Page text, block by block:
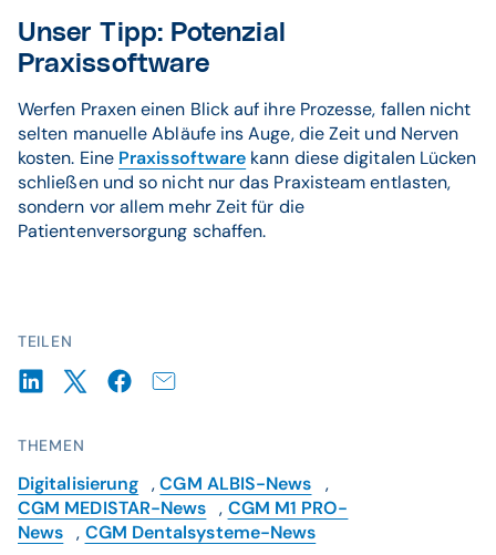
TEILEN
THEMEN
Digitalisierung ,CGM ALBIS-News
,
CGM MEDISTAR-News , CGM M1 PRO-
News , CGM Dentalsysteme-News
Unser Tipp: Potenzial
Praxissoftware
Werfen Praxen einen Blick auf ihre Prozesse, fallen nicht
selten manuelle Abläufe ins Auge, die Zeit und Nerven
kosten. Eine Praxissoftware kann diese digitalen Lücken
schließen und so nicht nur das Praxisteam entlasten,
sondern vor allem mehr Zeit für die
Patientenversorgung schaffen.